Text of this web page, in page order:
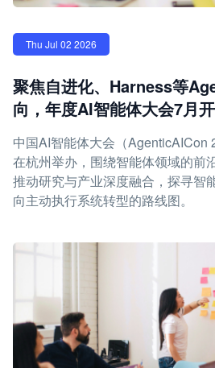
Thu Jul 02 2026
聚焦自进化、Harness等
向，年度AI智能体大会7月
中国AI智能体大会（AgenticAICon
在杭州举办，围绕智能体领域的前
推动研究与产业深度融合，探寻智
向主动执行系统转型的路线图。